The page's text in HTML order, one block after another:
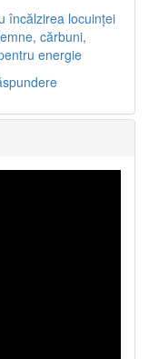
încălzirea locuinței
cărbuni,
energie